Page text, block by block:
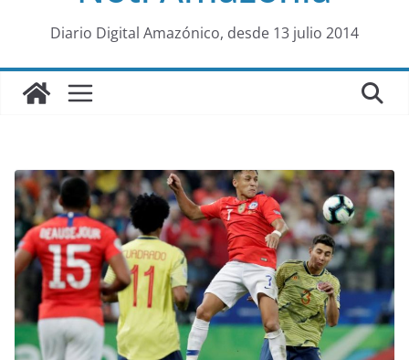
alDiario Digital Amazónico, desde 13 julio 2014